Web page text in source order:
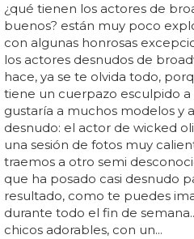
¿qué tienen los actores de
buenos? están muy poco
con algunas honrosas
los actores desnudos de
hace, ya se te olvida todo,
tiene un cuerpazo esculpido
gustaría a muchos modelos y
desnudo: el actor de wicked
una sesión de fotos muy
traemos a otro semi
que ha posado casi desnudo
resultado, como te puedes
durante todo el fin de
chicos adorables, con un...